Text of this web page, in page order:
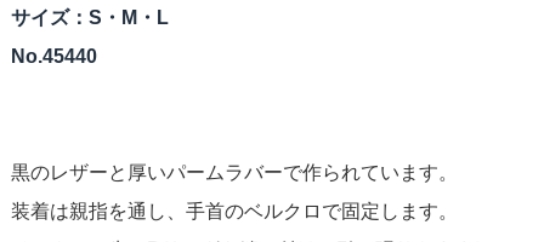
サイズ：S・M・L
No.45440
黒のレザーと厚いパームラバーで作られています。
装着は親指を通し、手首のベルクロで固定します。